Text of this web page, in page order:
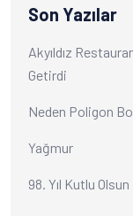
Son Yazılar
Akyıldız
Getirdi
Neden Poligon
Yağmur
98. Yıl Kutlu Olsun